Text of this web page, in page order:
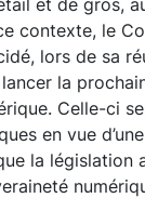
et de gros,
contexte, le
lors de sa
la
Celle-ci
en vue
la législation